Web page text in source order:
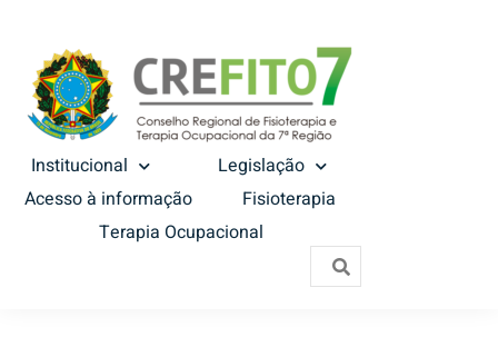
Institucional
Legislação
Acesso à informação
Fisioterapia
Terapia Ocupacional